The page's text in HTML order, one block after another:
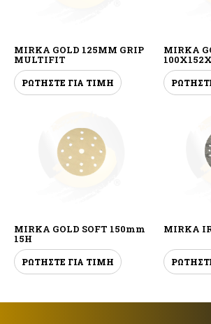
MIRKA GOLD 125MM GRIP
MULTIFIT
ΡΩΤΗΣΤΕ ΓΙΑ ΤΙΜΗ
MIRKA
MIRKA GOLD SOFT 150mm
15H
ΡΩΤΗΣΤΕ ΓΙΑ ΤΙΜΗ
MIRKA